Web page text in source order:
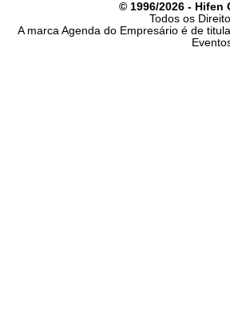
© 1996/2026 - Hifen
Todos os
A marca Agenda do Empresário é de